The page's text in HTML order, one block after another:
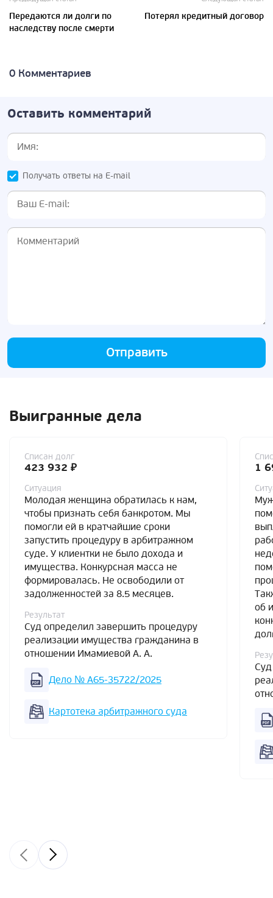
Передаются ли долги по
наследству после смерти
Потерял кредитный договор
0 Комментариев
Оставить комментарий
Получать ответы на E-mail
Отправить
Выигранные дела
Списан долг
423 932 ₽
Ситуация
Молодая женщина обратилась к нам,
чтобы признать себя банкротом. Мы
помогли ей в кратчайшие сроки
запустить процедуру в арбитражном
суде. У клиентки не было дохода и
имущества. Конкурсная масса не
формировалась. Не освободили от
задолженностей за 8.5 месяцев.
Результат
Суд определил завершить процедуру
реализации имущества гражданина в
отношении Имамиевой А. А.
Дело № А65-35722/2025
Картотека арбитражного суда
1
об